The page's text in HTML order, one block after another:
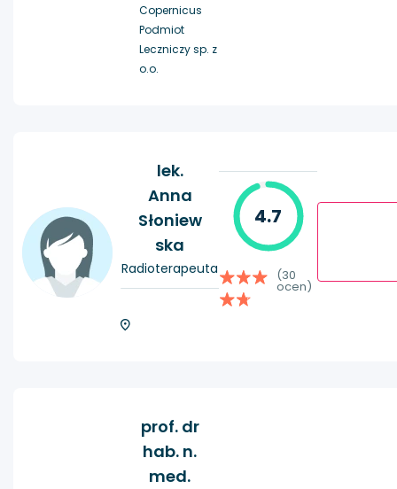
Copernicus
Podmiot
Leczniczy sp. z
o.o.
lek.
Anna
Słoniew
ska
Radioterapeuta
4.7
(30
ocen)
prof. dr
hab. n.
med.